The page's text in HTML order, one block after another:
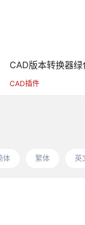
CAD版本转换器绿
CAD插件
体 繁体 英